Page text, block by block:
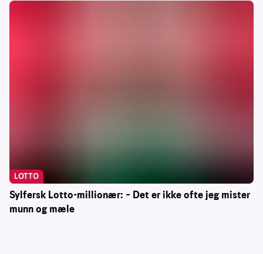
Sylfersk Lotto-millionær: – Det er ikke ofte jeg mister
munn og mæle
LOTTO